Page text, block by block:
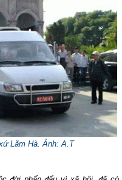
Lãm Hà. Ảnh: A.T